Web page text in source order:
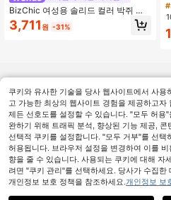
BizChic 여성용 솔리드 컬러 박쥐 날
개 소매 비대칭 블랙 블라우스, 베이직
도시 통근 스타일, 심플하고 우아하며
3,711 원 -31%
쿠키와 유사한 기술을 당사 웹사이트에서 사
고 가능한 최상의 웹사이트 경험을 제공하고
제든 선호도를 설정할 수 있습니다. "모두 허용
완하기 위해 트래픽 분석, 향상된 기능 제공,
선택적 쿠키를 설정합니다. "모두 거부"를 선
허용됩니다. 브라우저 설정을 변경하여 이를
향을 줄 수 있습니다. 사용되는 쿠키에 대해 자
려면 "쿠키 관리"를 선택하세요. 당사가 수집
개인정보 보호 정책을 참조하세요. 개인정보 보